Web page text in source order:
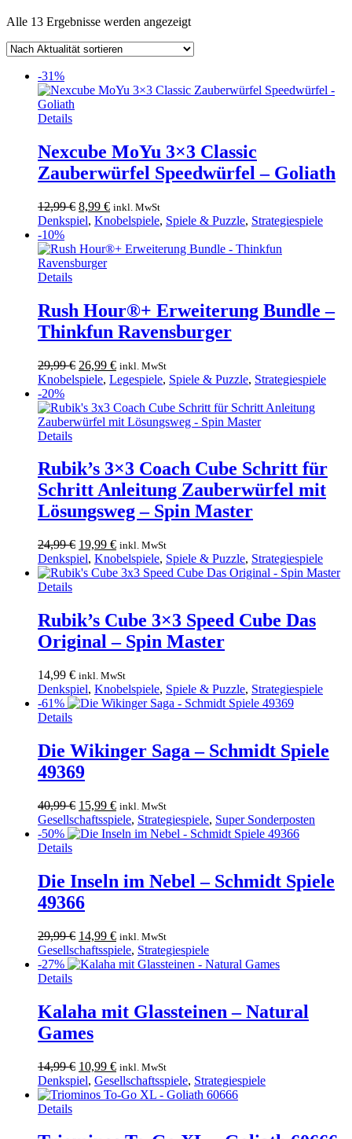
Alle 13 Ergebnisse werden angezeigtNach
sortiert
-31%
Details
Nexcube MoYu 3×3 Classic
Zauberwürfel Speedwürfel – Goliath
12,99€ Ursprünglicher
Preis
12,99 €
8,99 €Aktueller
Preis
8,99 €.
inkl. MwSt
Denkspiel, Knobelspiele, Spiele & Puzzle, Strategiespiele
-10%
Details
Rush Hour®+ Erweiterung Bundle –
Thinkfun Ravensburger
29,99€ Ursprünglicher
Preis
29,99 €
26,99 €Aktueller
Preis
26,99 €.
inkl. MwSt
Knobelspiele, Legespiele, Spiele & Puzzle, Strategiespiele
-20%
Details
Rubik’s 3×3 Coach Cube Schritt für
Schritt Anleitung Zauberwürfel mit
Lösungsweg – Spin Master
24,99€ Ursprünglicher
Preis
war:
19,99 €Aktueller
Preis
ist:
inkl. MwSt
Denkspiel, Knobelspiele, Spiele & Puzzle, Strategiespiele
Details
Rubik’s Cube 3×3 Speed Cube Das
Original – Spin Master
14,99 € inkl. MwSt
Denkspiel, Knobelspiele, Spiele & Puzzle, Strategiespiele
-61%
Details
Die Wikinger Saga – Schmidt Spiele
49369
40,99€ Ursprünglicher
Preis
war:
15,99 €Aktueller
Preis
ist:
inkl. MwSt
Gesellschaftsspiele, Strategiespiele, Super Sonderposten
-50%
Details
Die Inseln im Nebel – Schmidt Spiele
49366
29,99€ Ursprünglicher
Preis
war:
14,99 €Aktueller
Preis
ist:
inkl. MwSt
Gesellschaftsspiele, Strategiespiele
-27%
Details
Kalaha mit Glassteinen – Natural
Games
14,99€ Ursprünglicher
Preis
war:
10,99 €Aktueller
Preis
ist:
inkl. MwSt
Denkspiel, Gesellschaftsspiele, Strategiespiele
Details